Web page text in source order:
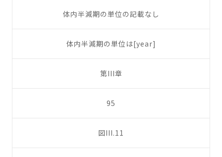
体内半減期の単位の記載なし
体内半減期の単位は[year]
第III章
95
図III.11